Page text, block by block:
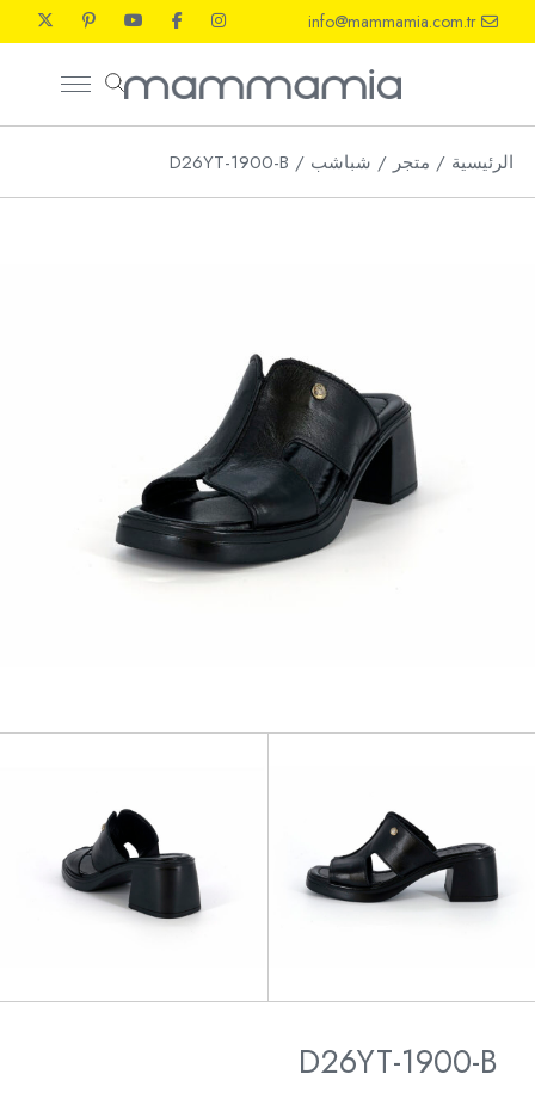
the
info@mammamia.com.tr
الرئيسية متجر شباشب D26YT-1900-B
D26YT-1900-B